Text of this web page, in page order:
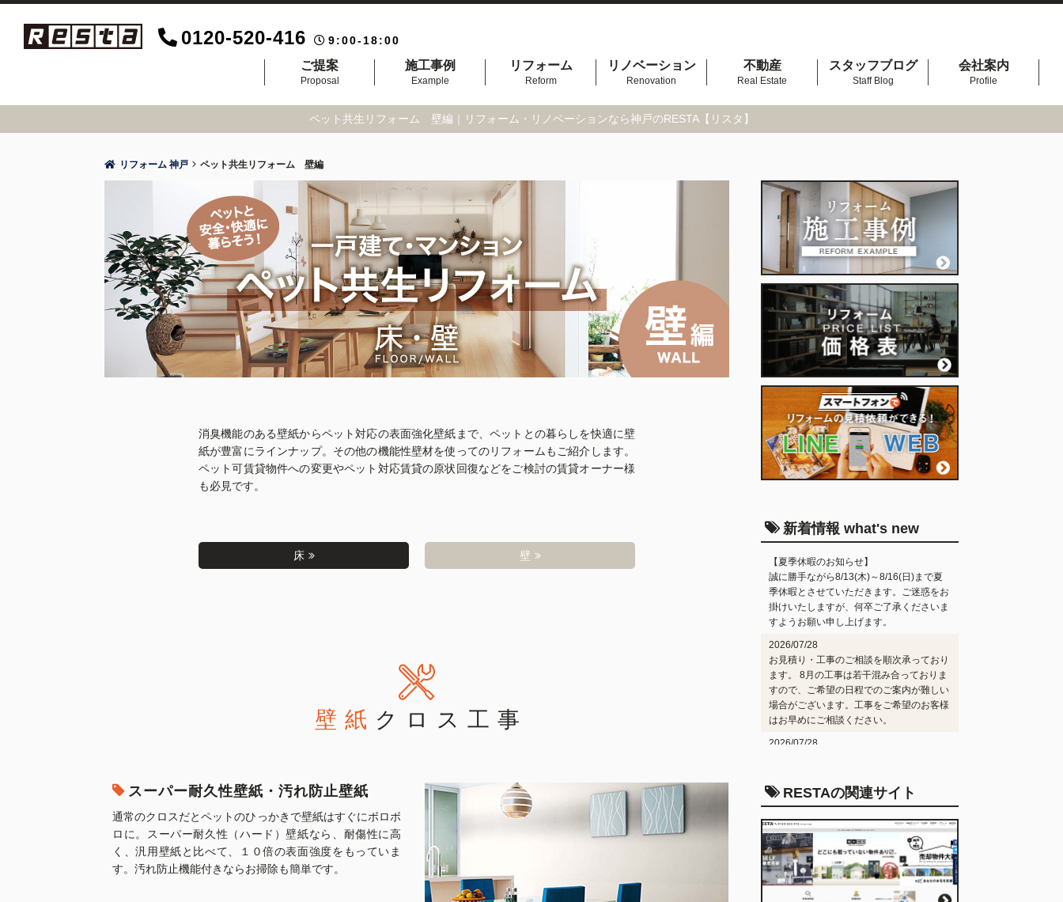
0120-520-416 9:00-18:00
ご提案
Proposal
施工事例
Example
リフォーム
Reform
リノベーション
Renovation
不動産
Real Estate
スタッフブログ
Staff Blog
会社案内
Profile
ペット共生リフォーム 壁編｜リフォーム・リノベーションなら神戸のRESTA【リスタ】
リフォーム 神戸 ペット共生リフォーム 壁編
消臭機能のある壁紙からペット対応の表面強化壁紙まで、ペットとの暮らしを快適に壁
紙が豊富にラインナップ。その他の機能性壁材を使ってのリフォームもご紹介します。
ペット可賃貸物件への変更やペット対応賃貸の原状回復などをご検討の賃貸オーナー様
も必見です。
床 壁
壁紙 クロス工事
スーパー耐久性壁紙・汚れ防止壁紙
通常のクロスだとペットのひっかきで壁紙はすぐにボロボ
ロに。スーパー耐久性（ハード）壁紙なら、耐傷性に高
く、汎用壁紙と比べて、１０倍の表面強度をもっていま
す。汚れ防止機能付きならお掃除も簡単です。
新着情報 what's new
【夏季休暇のお知らせ】
誠に勝手ながら8/13(木)～8/16(日)まで夏
季休暇とさせていただきます。ご迷惑をお
掛けいたしますが、何卒ご了承くださいま
すようお願い申し上げます。
2026/07/28
お見積り・工事のご相談を順次承っており
ます。 8月の工事は若干混み合っておりま
すので、ご希望の日程でのご案内が難しい
場合がございます。工事をご希望のお客様
はお早めにご相談ください。
2026/07/28
工事受注状況を更新しました。
2026/06/23
工事受注状況を更新しました。
2026/06/23
施工実績 を更新しました。
2026/05/27
RESTAの関連サイト